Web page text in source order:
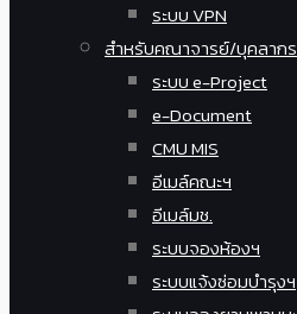
ระบบ VPN
สำหรับคณาจารย์/บุคลากร
ระบบ e-Project
e-Document
CMU MIS
อีเมล์คณะฯ
อีเมล์มช.
ระบบจองห้องฯ
ระบบแจ้งซ่อมบำรุงฯ